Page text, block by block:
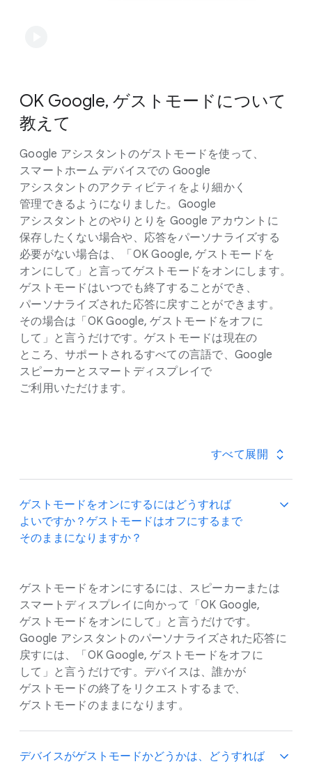
利用​可能な​管理機能の​確認を​行えます。
Google に​よる​データの​保護と​使用に​ついて​
ご確認ください。
Google アシスタントでの​ユーザーデータの​
取り扱いに​ついて​詳しくは、​こちらを​ご覧ください
OK Google, ゲストモードに​ついて​
教えて
Google アシスタントの​ゲストモードを​使って、​
スマートホーム デバイスでの Google
アシスタントの​アクティビティを​より​細かく​
管理できるようになりました。​Google
アシスタントとの​やりとりを Google アカウントに​
保存したくない​場合や、​応答を​パーソナライズする​
必要が​ない​場合は、​「OK Google, ゲストモードを​
オンに​して」と​言って​ゲストモードを​オンにします。​
ゲストモードは​いつでも​終了する​ことができ、​
パーソナライズされた​応答に​戻すことができます。​
その​場合は​「OK Google, ゲストモードを​オフに​
して」と​言うだけです。​ゲストモードは​現在の​
ところ、​サポートされる​すべての​言語で、​Google
スピーカーと​スマートディスプレイで​
ご利用いただけます。
すべて​展開
ゲストモードを​オンに​するには​どう​すれば​
よいですか？​ゲストモードは​オフに​するまで​
そのままに​なりますか？
ゲストモードを​オンに​するには、​スピーカーまたは​
スマートディスプレイに​向かって​「OK Google,
ゲストモードを​オンに​して」と​言うだけです。​
Google アシスタントの​パーソナライズされた​応答に​
戻すには、​「OK Google, ゲストモードを​オフに​
して」と​言うだけです。​デバイスは、​誰かが​
ゲストモードの​終了を​リクエストするまで、​
ゲストモードのままに​なります。
デバイスが​ゲストモードか​どうかは、​どう​すれば​